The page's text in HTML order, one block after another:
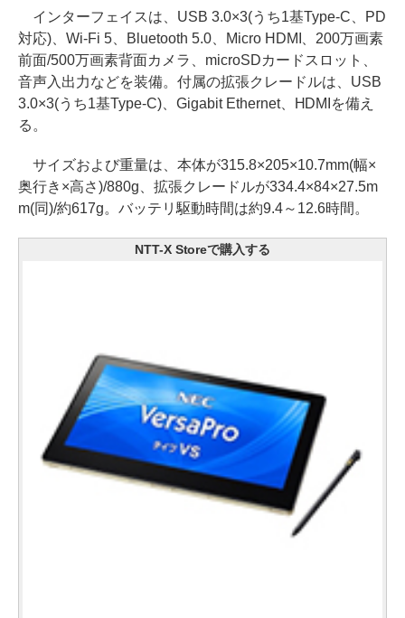
インターフェイスは、USB 3.0×3(うち1基Type-C、PD
対応)、Wi-Fi 5、Bluetooth 5.0、Micro HDMI、200万画素
前面/500万画素背面カメラ、microSDカードスロット、
音声入出力などを装備。付属の拡張クレードルは、USB
3.0×3(うち1基Type-C)、Gigabit Ethernet、HDMIを備え
る。
サイズおよび重量は、本体が315.8×205×10.7mm(幅×
奥行き×高さ)/880g、拡張クレードルが334.4×84×27.5m
m(同)/約617g。バッテリ駆動時間は約9.4～12.6時間。
NTT-X Storeで購入する